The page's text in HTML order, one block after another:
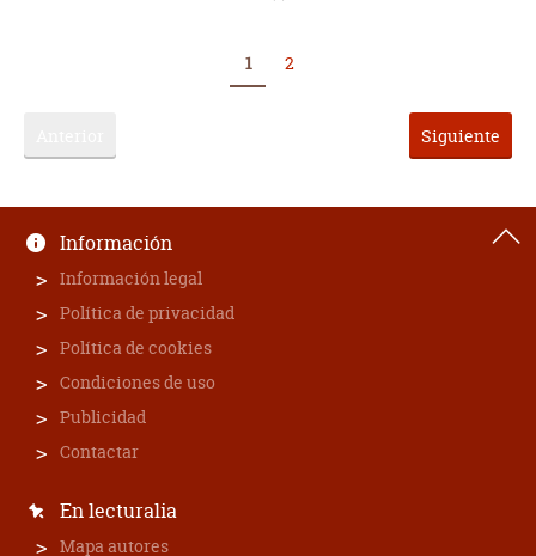
1 2
Siguiente
Información
Información legal
Política de privacidad
Política de cookies
Condiciones de uso
Publicidad
Contactar
En lecturalia
Mapa autores